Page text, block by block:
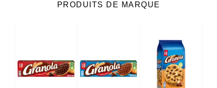
PRODUITS DE MARQUE